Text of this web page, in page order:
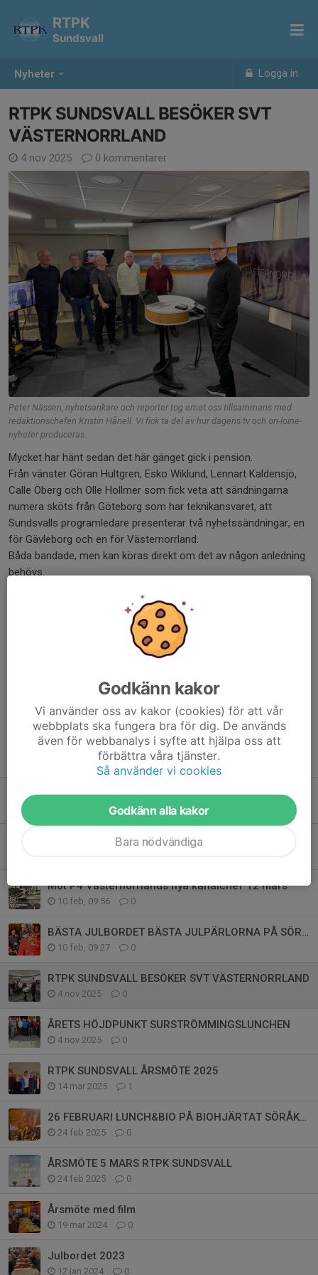
Nyheter Logga in
RTPK
Sundsvall
RTPK SUNDSVALL BESÖKER SVT
VÄSTERNORRLAND
4 nov 2025 0 kommentarer
Peter Nässen, nyhetsankare och reporter tog emot oss tillsammans med
redaktionschefen Kristin Hånell. Vi fick ta del av hur dagens tv och on-loine-
nyheter produceras.
Mycket har hänt sedan det här gänget gick i pension.
Från vänster Göran Hultgren, Esko Wiklund, Lennart Kaldensjö,
Calle Öberg och Olle Hollmer som fick veta att sändningarna
numera sköts från Göteborg som har teknikansvaret, att
Sundsvalls programledare presenterar två nyhetssändningar, en
för Gävleborg och en för Västernorrland.
Båda bandade, men kan köras direkt om det av någon anledning
behövs.
och växlar kameror med både fotpedal och fjärrkontroill.
Och det är On-Line-redaktionen som är mest bemannad.
Tre personer runt TV-desken och 12 medarbetare sköter on-
lineproduktionen på webben.
Tidigare nyheter
27 maj Pubkväll Bishop Arms kl 18,00
23 maj, 22:04 0
Fullsatt när RTPK Sundsvall höll årsmöte
Möt P4 Västernorrlands nya kanalchef 12 mars
10 feb, 09:56 0
BÄSTA JULBORDET BÄSTA JULPÄRLORNA PÅ SÖRÅKERS FOLKETS HUS
10 feb, 09:27 0
RTPK SUNDSVALL BESÖKER SVT VÄSTERNORRLAND
4 nov 2025 0
ÅRETS HÖJDPUNKT SURSTRÖMMINGSLUNCHEN
4 nov 2025 0
RTPK SUNDSVALL ÅRSMÖTE 2025
14 mar 2025 1
26 FEBRUARI LUNCH&BIO PÅ BIOHJÄRTAT SÖRÅKER
24 feb 2025 0
ÅRSMÖTE 5 MARS RTPK SUNDSVALL
24 feb 2025 0
Årsmöte med film
19 mar 2024 0
Julbordet 2023
12 jan 2024 0
Godkänn kakor
Vi använder oss av kakor (cookies) för att vår
webbplats ska fungera bra för dig. De används
även för webbanalys i syfte att hjälpa oss att
förbättra våra tjänster.
Så använder vi cookies
Godkänn alla kakor
Bara nödvändiga